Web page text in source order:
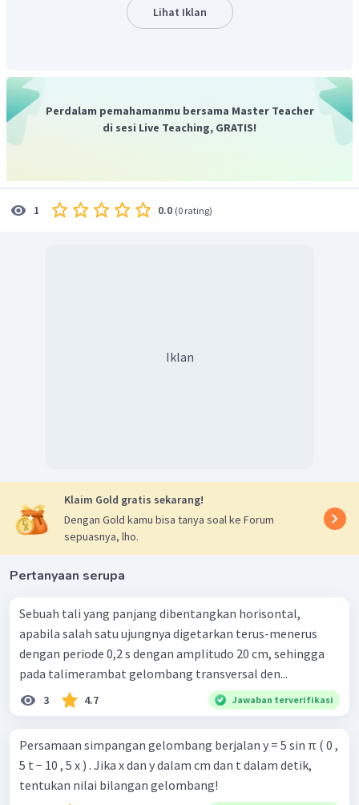
Lihat Iklan
Perdalam pemahamanmu bersama Master Teacher
di sesi Live Teaching, GRATIS!
1 0.0 (0 rating)
Iklan
Klaim Gold gratis sekarang!
Dengan Gold kamu bisa tanya soal ke Forum
sepuasnya, lho.
Pertanyaan serupa
Sebuah tali yang panjang dibentangkan horisontal,
apabila salah satu ujungnya digetarkan terus-menerus
dengan periode 0,2 s dengan amplitudo 20 cm, sehingga
pada talimerambat gelombang transversal den...
3 4.7 Jawaban terverifikasi
Persamaan simpangan gelombang berjalan y = 5 sin π ( 0 ,
5 t − 10 , 5 x ) . Jika x dan y dalam cm dan t dalam detik,
tentukan nilai bilangan gelombang!